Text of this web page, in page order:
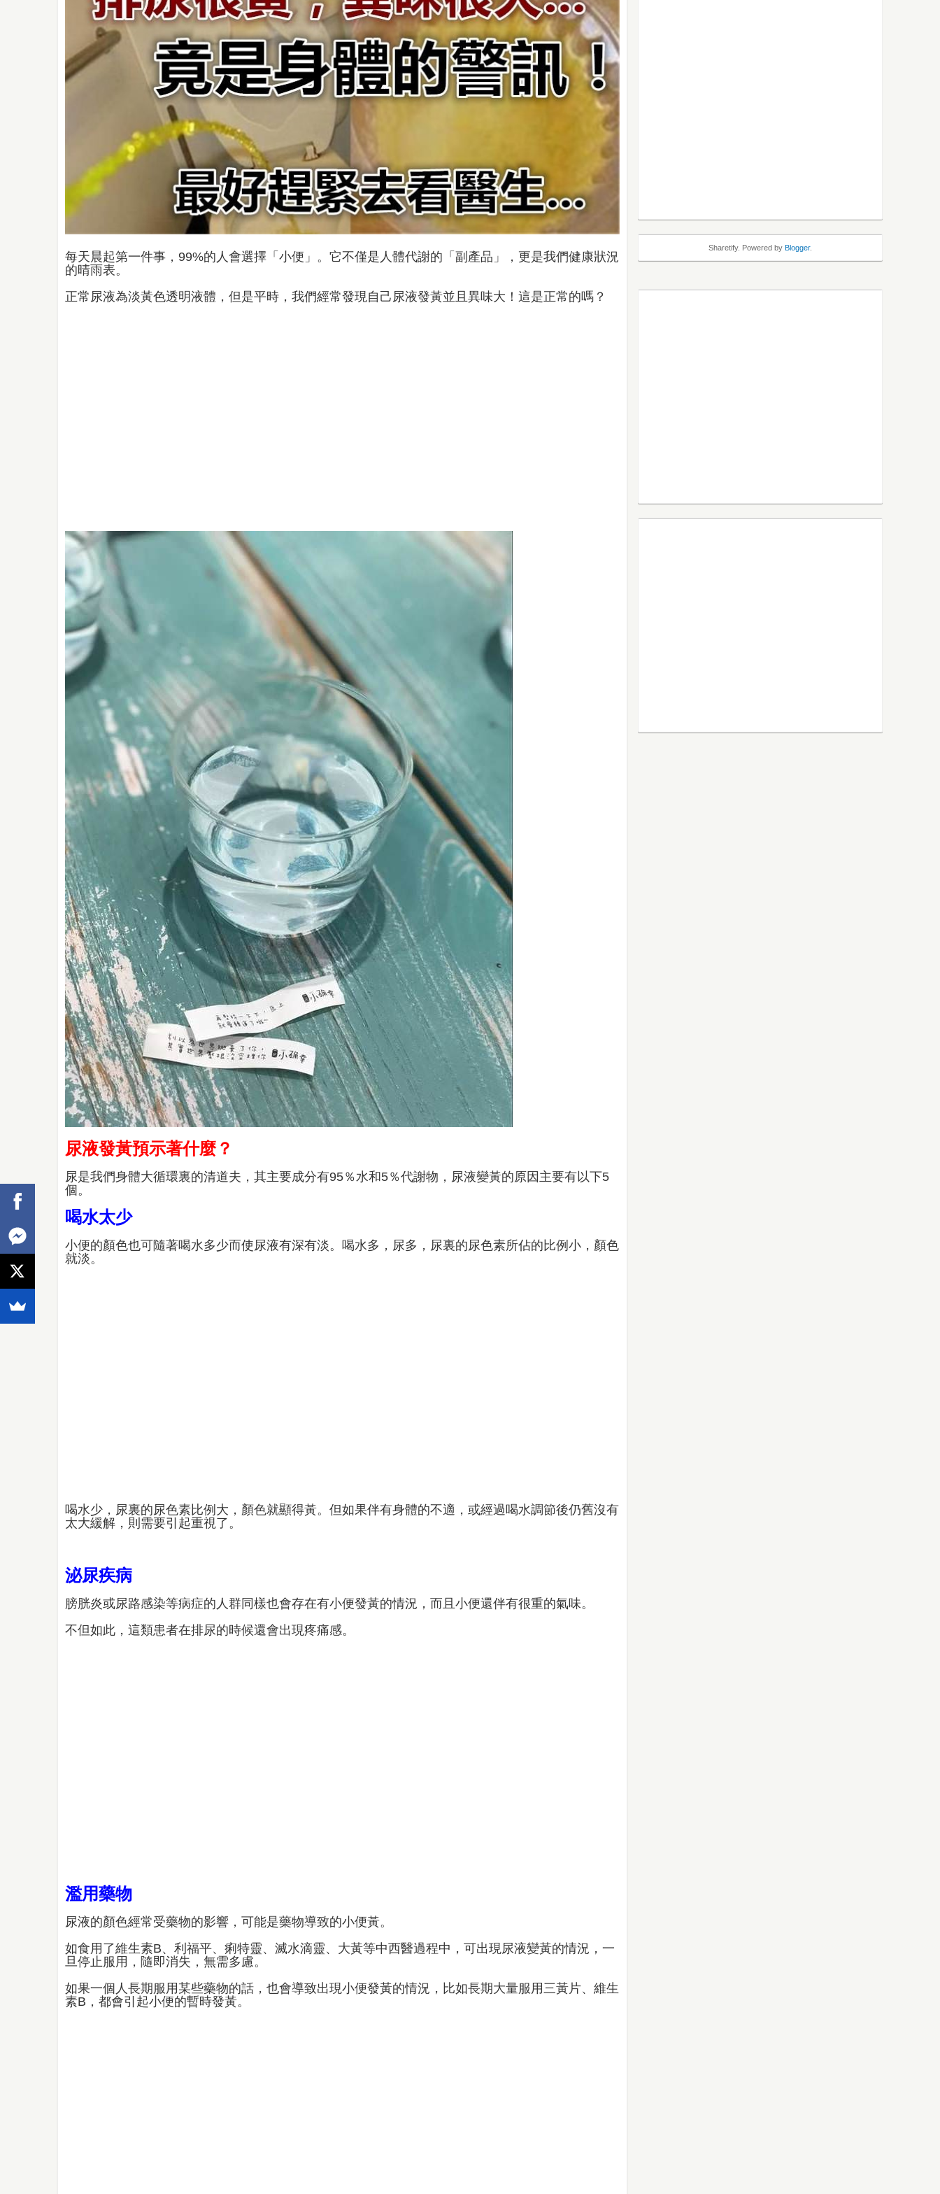
每天晨起第一件事，99%的人會選擇「小便」。它不僅是人體代謝的「副產品」，更是我們健康狀況
的晴雨表。
正常尿液為淡黃色透明液體，但是平時，我們經常發現自己尿液發黃並且異味大！這是正常的嗎？
尿液發黃預示著什麼？
尿是我們身體大循環裏的清道夫，其主要成分有95％水和5％代謝物，尿液變黃的原因主要有以下5
個。
喝水太少
小便的顏色也可隨著喝水多少而使尿液有深有淡。喝水多，尿多，尿裏的尿色素所佔的比例小，顏色
就淡。
喝水少，尿裏的尿色素比例大，顏色就顯得黃。但如果伴有身體的不適，或經過喝水調節後仍舊沒有
太大緩解，則需要引起重視了。
泌尿疾病
膀胱炎或尿路感染等病症的人群同樣也會存在有小便發黃的情況，而且小便還伴有很重的氣味。
不但如此，這類患者在排尿的時候還會出現疼痛感。
濫用藥物
尿液的顏色經常受藥物的影響，可能是藥物導致的小便黃。
如食用了維生素B、利福平、痢特靈、滅水滴靈、大黃等中西醫過程中，可出現尿液變黃的情況，一
旦停止服用，隨即消失，無需多慮。
如果一個人長期服用某些藥物的話，也會導致出現小便發黃的情況，比如長期大量服用三黃片、維生
素B，都會引起小便的暫時發黃。
Sharetify. Powered by Blogger.